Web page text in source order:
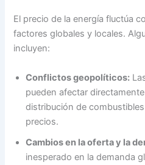
El precio de la energía fluctúa
factores globales y locales.
incluyen:
Conflictos geopolíticos:
pueden afectar
distribución de
precios.
Cambios en la oferta y la
inesperado en la demanda